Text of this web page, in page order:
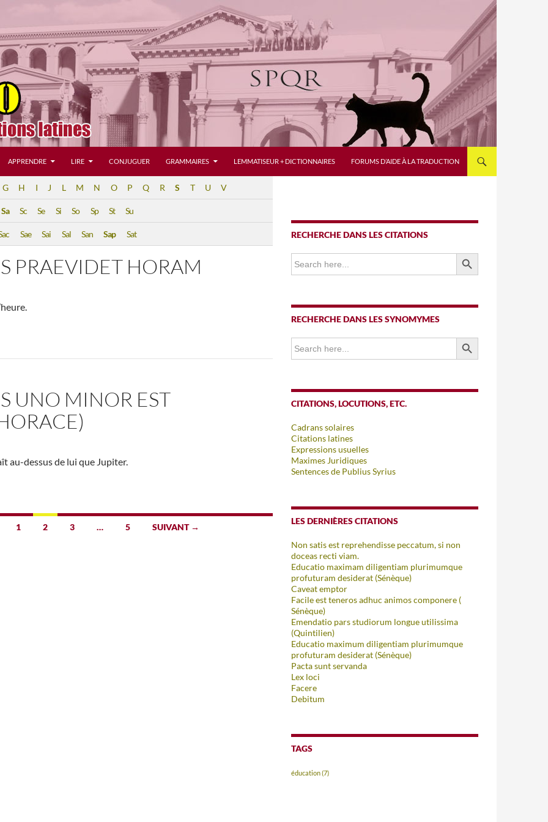
APPRENDRE LIRE CONJUGUER GRAMMAIRES LEMMATISEUR + DICTIONNAIRES FORUMS D’AIDE À LA TRADUCTION
G H I J L M N O P Q R S T U V
Sa Sc Se Si So Sp St Su
Sae Sai Sal San Sap Sat
PRAEVIDET HORAM
UNO MINOR EST
au-dessus de lui que Jupiter.
1 2 3 … 5 SUIVANT →
RECHERCHE DANS LES CITATIONS
Search
for:
SEARCH BUTTON
RECHERCHE DANS LES SYNOMYMES
Search
for:
SEARCH BUTTON
CITATIONS, LOCUTIONS, ETC.
Cadrans solaires
Citations latines
Expressions usuelles
Maximes Juridiques
Sentences de Publius Syrius
LES DERNIÈRES CITATIONS
Non satis est reprehendisse peccatum, si non
doceas recti viam.
Educatio maximam diligentiam plurimumque
profuturam desiderat (Sénèque)
Caveat emptor
Facile est teneros adhuc animos componere (
Sénèque)
Emendatio pars studiorum longue utilissima
(Quintilien)
Educatio maximum diligentiam plurimumque
profuturam desiderat (Sénèque)
Pacta sunt servanda
Lex loci
Facere
Debitum
TAGS
éducation(7)